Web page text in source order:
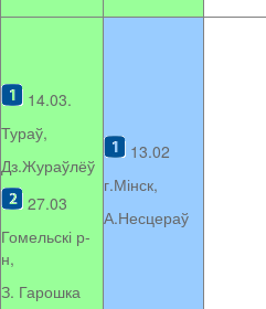
14.03.
Тураў,
Дз.Жураўлёў
27.03
Гомельскі р-
н,
З. Гарошка
13.02
г.Мінск,
А.Несцераў